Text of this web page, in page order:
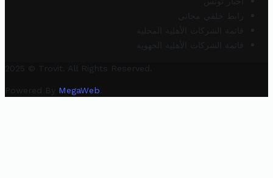
رابط خلفي مجاني
قائمة الشركات الأهلية المحلية
قائمة الشركات الأهلية الجهوية
2025 © Trovit. All Rights Reserved.
Powered By MegaWeb